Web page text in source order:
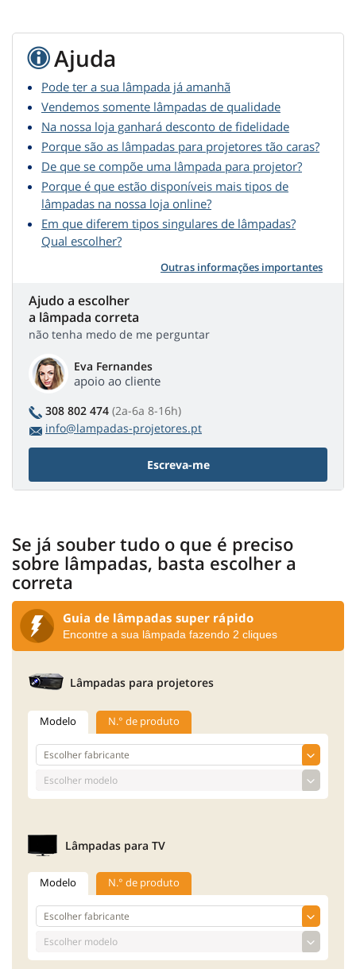
Ajuda
Pode ter a sua lâmpada já amanhã
Vendemos somente lâmpadas de qualidade
Na nossa loja ganhará desconto de fidelidade
Porque são as lâmpadas para projetores tão caras?
De que se compõe uma lâmpada para projetor?
Porque é que estão disponíveis mais tipos de
lâmpadas na nossa loja online?
Em que diferem tipos singulares de lâmpadas?
Qual escolher?
Outras informações importantes
Ajudo a escolher
a lâmpada correta
não tenha medo de me perguntar
Eva Fernandes
apoio ao cliente
308 802 474 (2a-6a 8-16h)
info@lampadas-projetores.pt
Escreva-me
Se já souber tudo o que é preciso
sobre lâmpadas, basta escolher a
correta
Guia de lâmpadas super rápido
Encontre a sua lâmpada fazendo 2 cliques
Lâmpadas para projetores
Modelo N.° de produto
Lâmpadas para TV
Modelo N.° de produto